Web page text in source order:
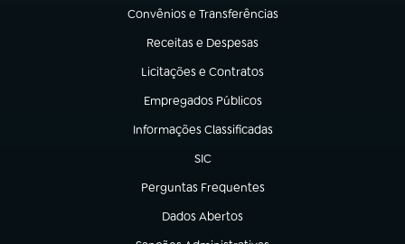
Convênios e Transferências
(abre em nova aba)
Receitas e Despesas
(abre em nova aba)
Licitações e Contratos
(abre em nova aba)
Empregados Públicos
(abre em nova aba)
Informações Classificadas
(abre em nova aba)
SIC
(abre em nova aba)
Perguntas Frequentes
(abre em nova aba)
Dados Abertos
(abre em nova aba)